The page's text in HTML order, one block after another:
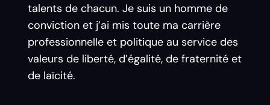
talents de chacun. Je suis un homme de
conviction et j’ai mis toute ma carrière
professionnelle et politique au service des
valeurs de liberté, d’égalité, de fraternité et
de laïcité.